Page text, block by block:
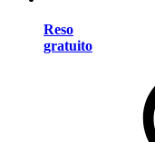
Reso
gratuito